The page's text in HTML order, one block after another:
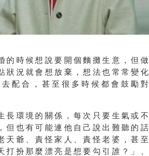
的時候想說要開個麵攤生意，但做
狀況就會想放棄，想法也常常變化
配合，甚至很多時候都會鼓勵對
長環境的關係， 每次只要生氣或不
，但也有可能連他自己說出難聽的話
天爺、責怪家人、責怪老婆，甚至
扮那麼漂亮是想要勾引誰？」、